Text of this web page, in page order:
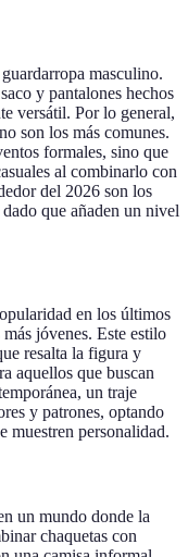
masculino.
y pantalones hechos
versátil. Por lo general,
son los más comunes.
formales, sino que
al combinarlo con
del 2026 son los
que añaden un nivel
en los últimos
jóvenes. Este estilo
resalta la figura y
aquellos que buscan
un traje
y patrones, optando
muestren personalidad.
un mundo donde la
chaquetas con